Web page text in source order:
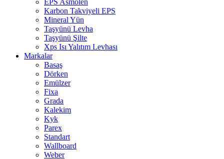
EPS Asmolen
Karbon Takviyeli EPS
Mineral Yün
Taşyünü Levha
Taşyünü Şilte
Xps Isı Yalıtım Levhası
Markalar
Basaş
Dörken
Emülzer
Fixa
Grada
Kalekim
Kyk
Parex
Standart
Wallboard
Weber